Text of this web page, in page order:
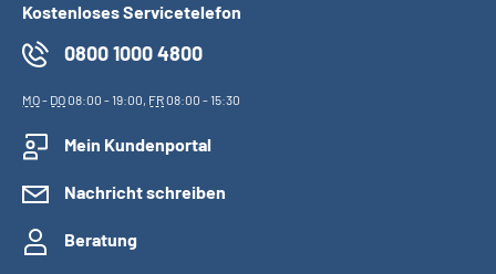
Kostenloses Servicetelefon
0800 1000 4800
MO- DO08:00 - 19:00, FR08:00 - 15:30
Mein Kundenportal
Nachricht schreiben
Beratung